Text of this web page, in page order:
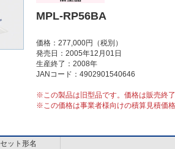
MPL-RP56BA
価格：277,000円（税別）
発売日：2005年12月01日
生産終了：2008年
JANコード：4902901540646
※この製品は旧型品です。価格は販売終
※この価格は事業者様向けの積算見積価
セット形名